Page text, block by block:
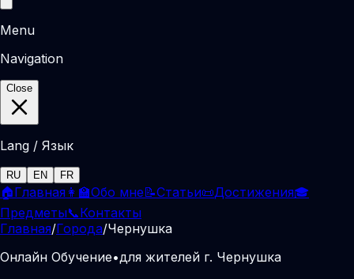
Menu
Navigation
Close
Lang / Язык
RU EN FR
🏠Главная 👩‍🏫Обо мне📝Статьи📜Достижения🎓
Предметы📞Контакты
Главная/Города/Чернушка
Онлайн Обучение•для жителей г. Чернушка